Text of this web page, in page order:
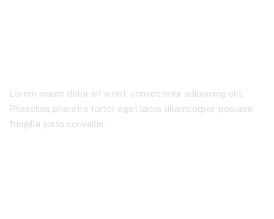
Lorem ipsum dolor sit amet, consectetur adipiscing elit.
Phasellus pharetra tortor eget lacus ullamcorper, posuere
fringilla justo convallis.